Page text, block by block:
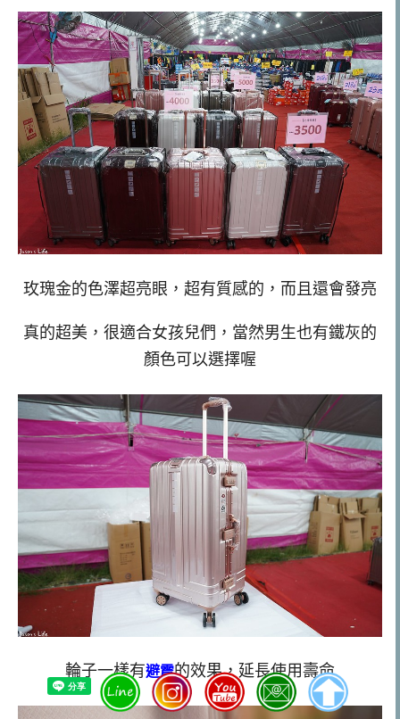
玫瑰金的色澤超亮眼，超有質感的，而且還會發亮
真的超美，很適合女孩兒們，當然男生也有鐵灰的
顏色可以選擇喔
輪子一樣有避震的效果，延長使用壽命